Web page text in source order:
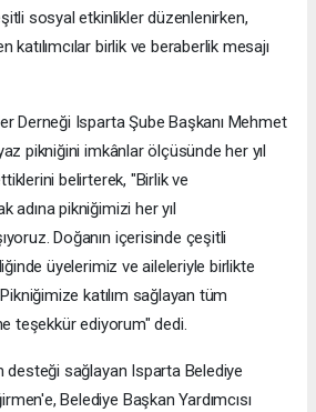
sosyal etkinlikler düzenlenirken,
katılımcılar birlik ve beraberlik mesajı
Derneği Isparta Şube Başkanı Mehmet
pikniğini imkânlar ölçüsünde her yıl
belirterek, "Birlik ve
adına pikniğimizi her yıl
Doğanın içerisinde çeşitli
üyelerimiz ve aileleriyle birlikte
katılım sağlayan tüm
teşekkür ediyorum" dedi.
desteği sağlayan Isparta Belediye
Belediye Başkan Yardımcısı